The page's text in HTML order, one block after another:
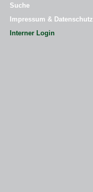
Suche
Impressum & Datenschutz
Interner Login